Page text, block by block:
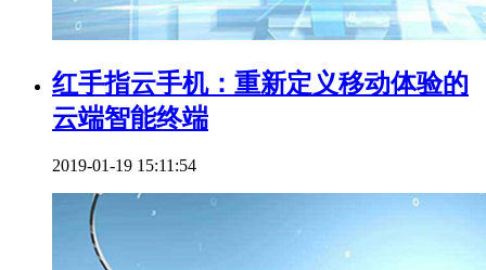
红手指云手机：重新定义移动体验的
云端智能终端
2019-01-19 15:11:54